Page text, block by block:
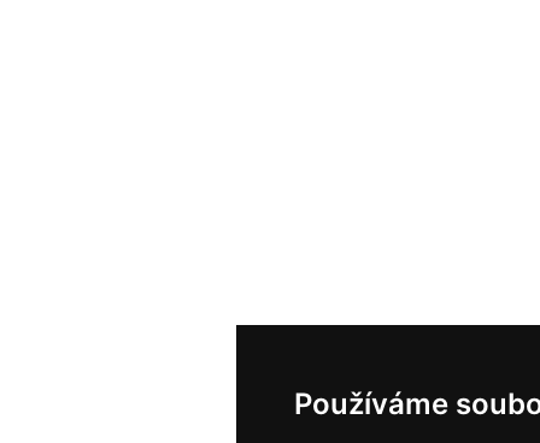
Používáme